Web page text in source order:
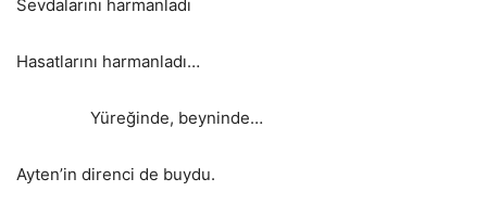
Sevdalarını harmanladı
Hasatlarını harmanladı…
Yüreğinde, beyninde…
Ayten’in direnci de buydu.